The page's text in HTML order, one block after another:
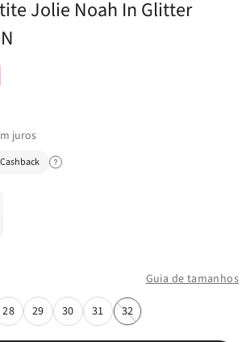
Jolie Noah In Glitter
juros
Guia de tamanhos
28 29 30 31 32